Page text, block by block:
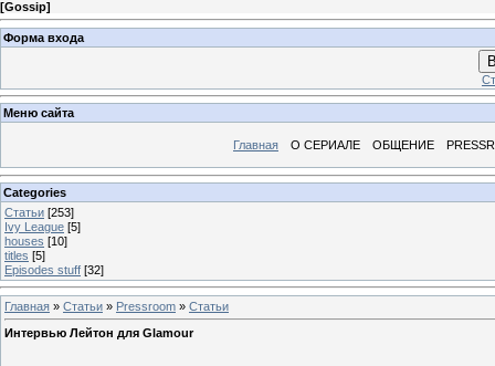
[Gossip]
Форма входа
Меню сайта
Главная О СЕРИАЛЕ ОБЩЕНИЕ
Categories
Статьи [253]
Ivy League [5]
houses [10]
titles [5]
Episodes stuff [32]
Главная » Статьи » Pressroom » Статьи
Интервью Лейтон для Glamour